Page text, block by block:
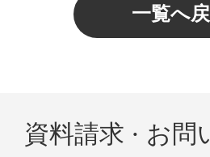
一覧へ
資料請求 · お問